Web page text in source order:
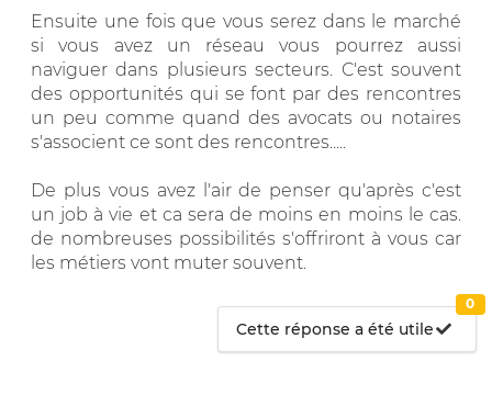
Ensuite une fois que vous serez dans le marché
si vous avez un réseau vous pourrez aussi
naviguer dans plusieurs secteurs. C'est souvent
des opportunités qui se font par des rencontres
un peu comme quand des avocats ou notaires
s'associent ce sont des rencontres.....
De plus vous avez l'air de penser qu'après c'est
un job à vie et ca sera de moins en moins le cas.
de nombreuses possibilités s'offriront à vous car
les métiers vont muter souvent.
Cette réponse a été utile
0